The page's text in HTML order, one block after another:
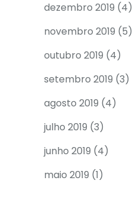
dezembro 2019 (4)
novembro 2019 (5)
outubro 2019 (4)
setembro 2019 (3)
agosto 2019 (4)
julho 2019 (3)
junho 2019 (4)
maio 2019 (1)